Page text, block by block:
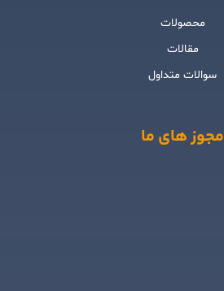
محصولات
مقالات
سوالات متداول
مجوز های ما